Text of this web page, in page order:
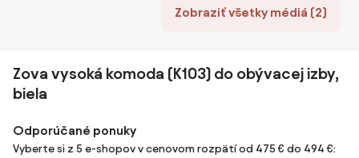
Zobraziť všetky médiá (2)
Zova vysoká komoda (K103) do obývacej izby,
biela
Odporúčané ponuky
Vyberte si z 5 e-shopov v cenovom rozpätí od 475 € do 494 €: